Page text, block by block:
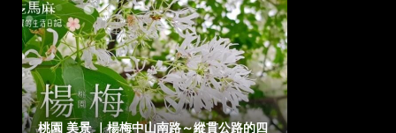
桃園 美景 ｜楊梅中山南路～縱貫公路的四